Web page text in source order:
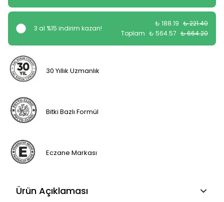
3 al %15 indirim kazan!
₺ 188.19 ₺ 221.40
Toplam ₺ 564.57 ₺ 664.20
30 Yıllık Uzmanlık
Bitki Bazlı Formül
Eczane Markası
Ürün Açıklaması